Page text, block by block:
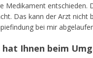
Medikament entschieden.
Das kann der Arzt nicht
bei mir
hat Ihnen beim